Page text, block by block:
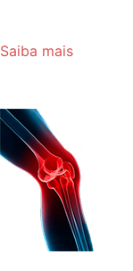
Saiba mais